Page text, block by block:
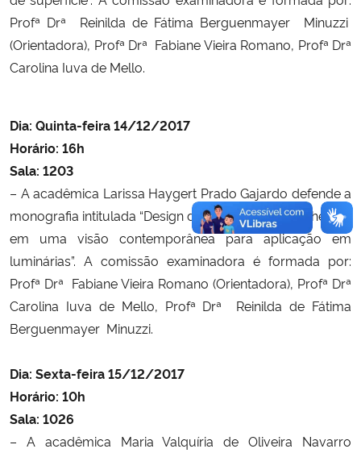
Profª Drª Reinilda de Fátima Berguenmayer Minuzzi
(Orientadora), Profª Drª Fabiane Vieira Romano, Profª Drª
Carolina Iuva de Mello.
Dia: Quinta-feira 14/12/2017
Horário: 16h
Sala: 1203
– A acadêmica Larissa Haygert Prado Gajardo defende a
monografia intitulada “Design de superfície: a marchetaria
em uma visão contemporânea para aplicação em
luminárias”. A comissão examinadora é formada por:
Profª Drª Fabiane Vieira Romano (Orientadora), Profª Drª
Carolina Iuva de Mello, Profª Drª Reinildade Fátima
Berguenmayer Minuzzi.
Dia: Sexta-feira 15/12/2017
Horário: 10h
Sala: 1026
– A acadêmica Maria Valquíria de Oliveira Navarro